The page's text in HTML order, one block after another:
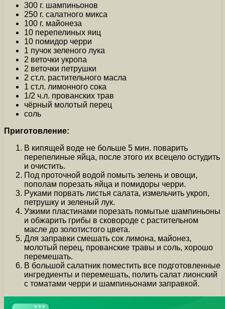
300 г. шампиньонов
250 г. салатного микса
100 г. майонеза
10 перепелиных яиц
10 помидор черри
1 пучок зеленого лука
2 веточки укропа
2 веточки петрушки
2 ст.л. растительного масла
1 ст.л. лимонного сока
1/2 ч.л. прованских трав
чёрный молотый перец
соль
Приготовление:
В кипящей воде не больше 5 мин. поварить
перепелиные яйца, после этого их всецело остудить
и очистить.
Под проточной водой помыть зелень и овощи,
пополам порезать яйца и помидоры черри.
Руками порвать листья салата, измельчить укроп,
петрушку и зеленый лук.
Узкими пластинами порезать помытые шампиньоны
и обжарить грибы в сковороде с растительном
масле до золотистого цвета.
Для заправки смешать сок лимона, майонез,
молотый перец, прованские травы и соль, хорошо
перемешать.
В большой салатник поместить все подготовленные
ингредиенты и перемешать, полить салат лионский
с томатами черри и шампиньонами заправкой.